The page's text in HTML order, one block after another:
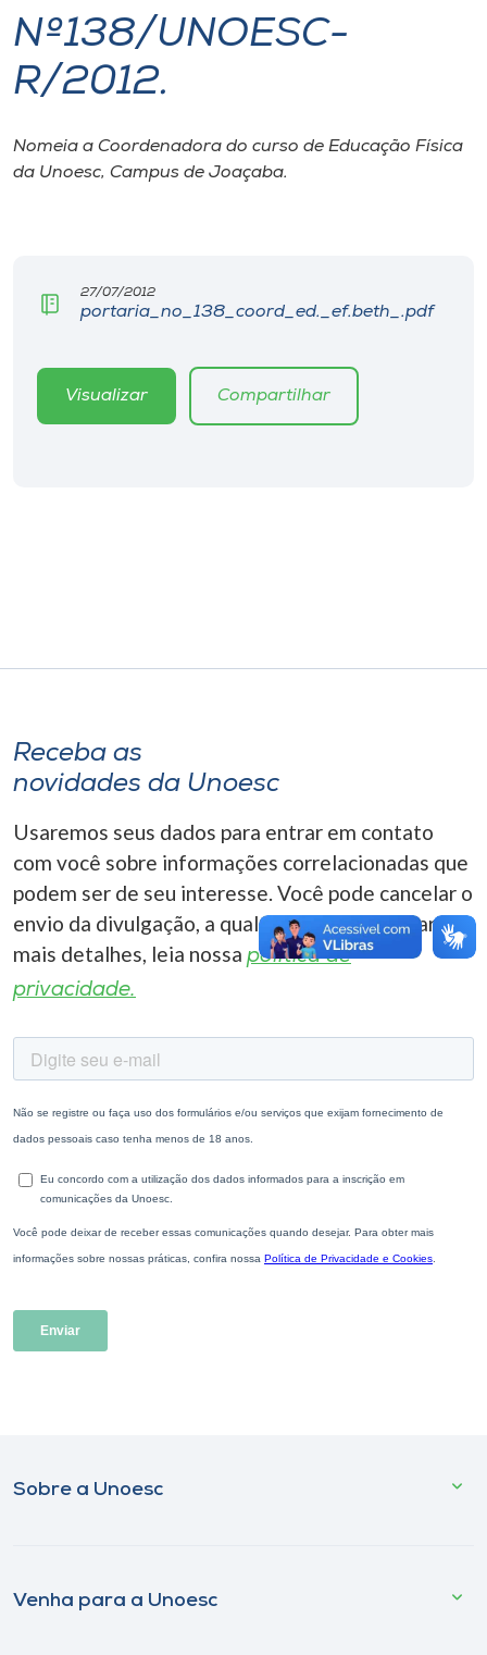
I.nova
Cultura
Biblioteca
Editora
A-
Nº138/UNOESC-
R/2012.
Nomeia a Coordenadora do curso de Educação Física
da Unoesc, Campus de Joaçaba.
27/07/2012
portaria_no_138_coord_ed._ef.beth_.pdf
Visualizar Compartilhar
Receba as
novidades da Unoesc
Usaremos seus dados para entrar em contato
com você sobre informações correlacionadas que
podem ser de seu interesse. Você pode cancelar o
envio da divulgação, a qualquer momento. Para
mais detalhes, leia nossa política de
privacidade.
Sobre a Unoesc
Venha para a Unoesc